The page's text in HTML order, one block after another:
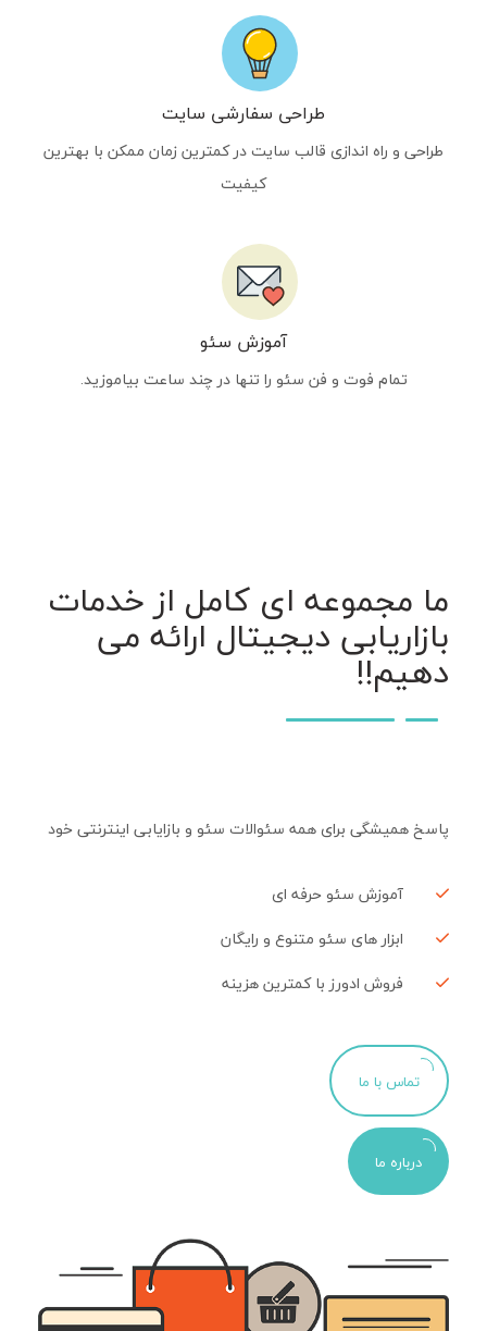
طراحی سفارشی سایت
طراحی و راه اندازی قالب سایت در کمترین زمان ممکن با بهترین
کیفیت
آموزش سئو
تمام فوت و فن سئو را تنها در چند ساعت بیاموزید.
ما مجموعه ای کامل از خدمات
بازاریابی دیجیتال ارائه می
دهیم!!
پاسخ همیشگی برای همه سئوالات سئو و بازایابی اینترنتی خود
آموزش سئو حرفه ای
ابزار های سئو متنوع و رایگان
فروش ادورز با کمترین هزینه
تماس با ما
درباره ما